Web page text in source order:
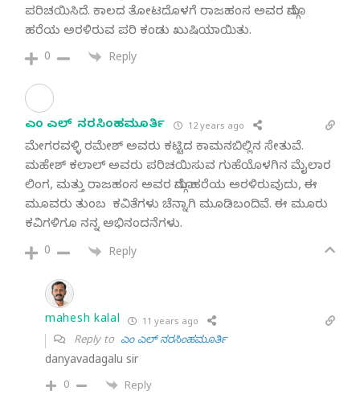
ಪರಿಚಯಿಸಿದೆ. ಕಾಲದ ತೋಟದೊಳಗೆ ರಾಜಹಂಸ ಅವರ ಮೊಗ್ಗು
ಹರೆಯ ಅರಳಿರುವ ಪರಿ ಕಂಡು ಖುಷಿಯಾಯಿತು.
0 Reply
ಎಂ ಎಲ್ ನರಸಿಂಹಮೂರ್ತಿ 12 years ago
ಮೇಗರವಳ್ಳಿ ರಮೇಶ್ ಅವರು ಕಟ್ಟಿದ ಕಾಮನಬಿಲ್ಲಿನ ಸೇತುವೆ.
ಮಹೇಶ್ ಕಲಾಲ್ ಅವರು ಪರಿಚಯಿಸುವ ಗುಹೆಯೊಳಗಿನ ಮೈಲಾರ
ಲಿಂಗ, ಮತ್ತು ರಾಜಹಂಸ ಅವರ ಮೊಗ್ಗು ಹರೆಯ ಅರಳಿರುವುದು, ಈ
ಮೂವರು ತುಂಬ ಕವಿತೆಗಳು ಚೆನ್ನಾಗಿ ಮೂಡಿಬಂದಿವೆ. ಈ ಮೂರು
ಕವಿಗಳಿಗೂ ನನ್ನ ಅಭಿನಂದನೆಗಳು.
0 Reply
mahesh kalal 11 years ago
Reply to ಎಂ ಎಲ್ ನರಸಿಂಹಮೂರ್ತಿ
danyavadagalu sir
0 Reply